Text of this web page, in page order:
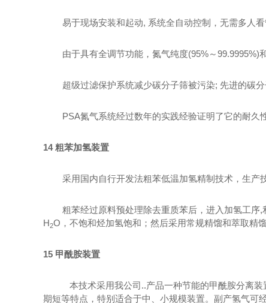
易于现场安装和起动, 系统全自动控制，无需多人看
由于具有全调节功能，氮气纯度(95%～99.9995%)
超级过滤保护系统减少碳分子筛被污染; 先进的碳
PSA氮气系统经过数年的实践经验证明了它的耐久
14粗苯加氢装置
采用国内自行开发法粗苯低温加氢精制技术，生产
粗苯经过原料预处理除去重质苯后，进入加氢工序,
H2O ，不饱和烃加氢饱和；然后采用常规精馏和萃取精
15 甲酰胺装置
本技术采用我公司..产品一种节能的甲酰胺分离
期短等特点，特别适合于中、小规模装置。副产氢气可